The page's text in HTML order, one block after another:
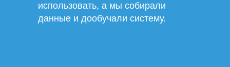
использовать, а мы собирали
данные и дообучали систему.